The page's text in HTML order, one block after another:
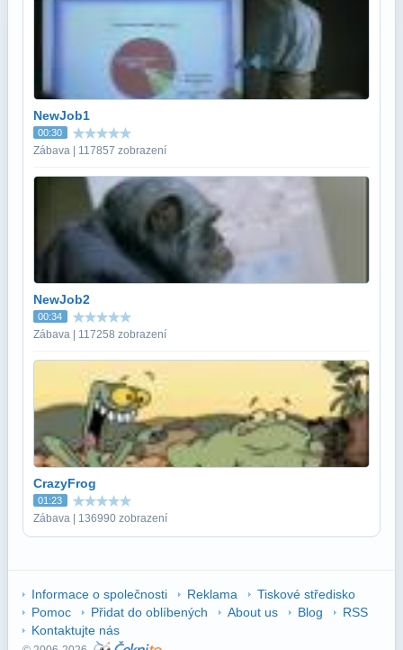
NewJob1
00:30
Zábava | 117857 zobrazení
NewJob2
00:34
Zábava | 117258 zobrazení
CrazyFrog
01:23
Zábava | 136990 zobrazení
Informace o společnosti Reklama
Tiskové středisko
Pomoc
Přidat do oblíbených About us Blog
RSS
Kontaktujte nás